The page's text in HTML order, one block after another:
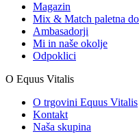
Magazin
Mix & Match paletna
Ambasadorji
Mi in naše okolje
Odpoklici
O Equus Vitalis
O trgovini Equus Vitalis
Kontakt
Naša skupina